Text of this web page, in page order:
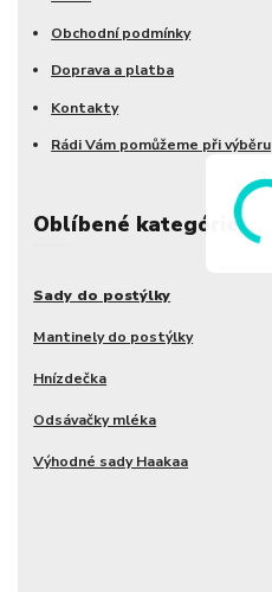
Obchodní podmínky
Doprava a platba
Kontakty
Rádi Vám pomůžeme při výběru
Oblíbené kategórie
Sady do postýlky
Mantinely do postýlky
Hnízdečka
Odsávačky mléka
Výhodné sady Haakaa